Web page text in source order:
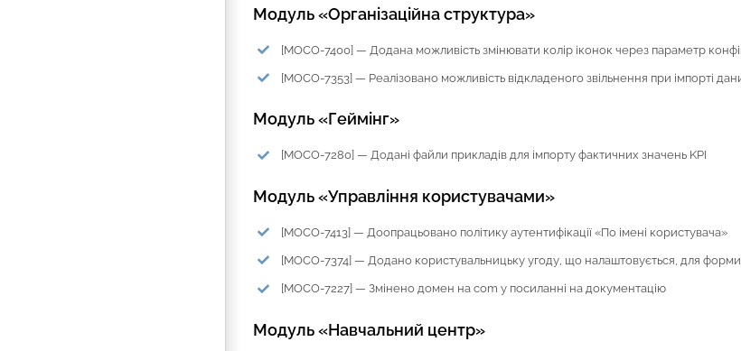
Модуль «Організаційна структура»
[MOCO-7400] — Додана можливість змінювати колір іконок через параметр
[MOCO-7353] — Реалізовано можливість відкладеного звільнення при імпорті
Модуль «Геймінг»
[MOCO-7280] — Додані файли прикладів для імпорту фактичних значень KPI
Модуль «Управління користувачами»
[MOCO-7413] — Доопрацьовано політику аутентифікації «По імені користувача»
[MOCO-7374] — Додано користувальницьку угоду, що налаштовується, для форми
[MOCO-7227] — Змінено домен на com у посиланні на документацію
Модуль «Навчальний центр»